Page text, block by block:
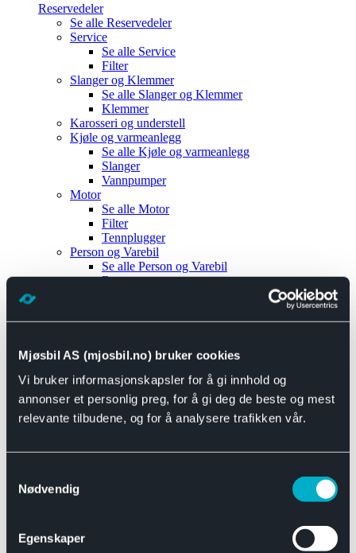
Mjøsbil AS (mjosbil.no) bruker cookies
Vi bruker informasjonskapsler for å gi innhold og
annonser et personlig preg, for å gi deg de beste og mest
relevante tilbudene, og for å analysere trafikken vår.
Nødvendig
Egenskaper
Reservedeler
Se alle Reservedeler
Service
Se alle Service
Filter
Slanger og Klemmer
Se alle Slanger og Klemmer
Klemmer
Karosseri og understell
Kjøle og varmeanlegg
Se alle Kjøle og varmeanlegg
Slanger
Vannpumper
Motor
Se alle Motor
Filter
Tennplugger
Person og Varebil
Se alle Person og Varebil
Brems
Motor og drivverk
Se alle Universal
Bremsedeler
Se alle Bremsedeler
Bremsenippler
Drivline og motor
Se alle Drivline og motor
Eksosanlegg